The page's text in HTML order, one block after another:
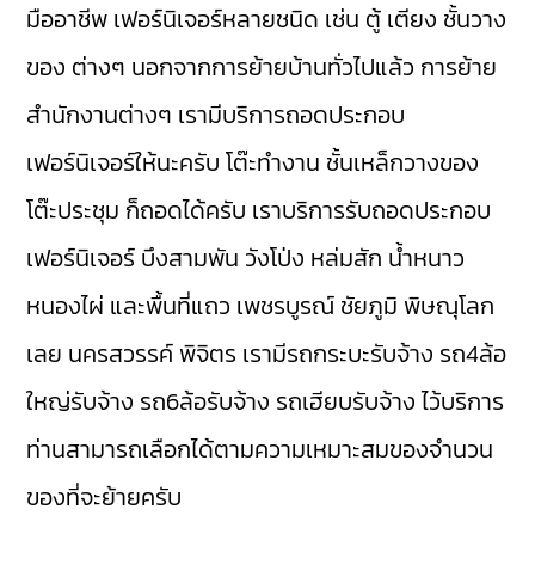
มืออาชีพ เฟอร์นิเจอร์หลายชนิด เช่น ตู้ เตียง ชั้นวาง
ของ ต่างๆ นอกจากการย้ายบ้านทั่วไปแล้ว การย้าย
สำนักงานต่างๆ เรามีบริการถอดประกอบ
เฟอร์นิเจอร์ให้นะครับ โต๊ะทำงาน ชั้นเหล็กวางของ
โต๊ะประชุม ก็ถอดได้ครับ เราบริการรับถอดประกอบ
เฟอร์นิเจอร์ บึงสามพัน วังโป่ง หล่มสัก น้ำหนาว
หนองไผ่ และพื้นที่แถว เพชรบูรณ์ ชัยภูมิ พิษณุโลก
เลย นครสวรรค์ พิจิตร เรามีรถกระบะรับจ้าง รถ4ล้อ
ใหญ่รับจ้าง รถ6ล้อรับจ้าง รถเฮียบรับจ้างไว้บริการ
ท่านสามารถเลือกได้ตามความเหมาะสมของจำนวน
ของที่จะย้ายครับ